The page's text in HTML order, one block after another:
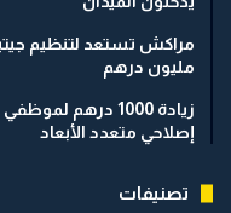
مليون درهم
زيادة 1000 درهم
إصلاحي متعدد الأبعاد
تصنيفات